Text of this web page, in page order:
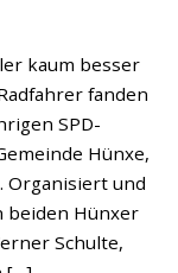
kaum besser
fanden
SPD-
Hünxe,
Organisiert und
beiden Hünxer
Schulte,